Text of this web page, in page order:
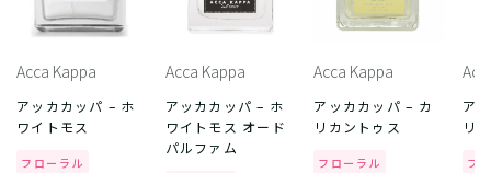
Acca Kappa
アッカカッパ – ホ
ワイトモス
フローラル
Acca Kappa
アッカカッパ – ホ
ワイトモス オード
パルファム
Acca Kappa
アッカカッパ – カ
リカントゥス
フローラル
ア
リ
フ